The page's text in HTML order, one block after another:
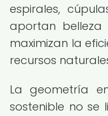
espirales,
aportan belleza
maximizan la
recursos
La geometría
sostenible no se